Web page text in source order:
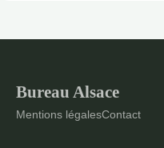
Bureau Alsace
Mentions légalesContact